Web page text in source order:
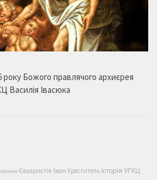
Божого правлячого архиєрея
Василія Івасюка
Євхаристія Іван Хреститель Історія УГКЦ